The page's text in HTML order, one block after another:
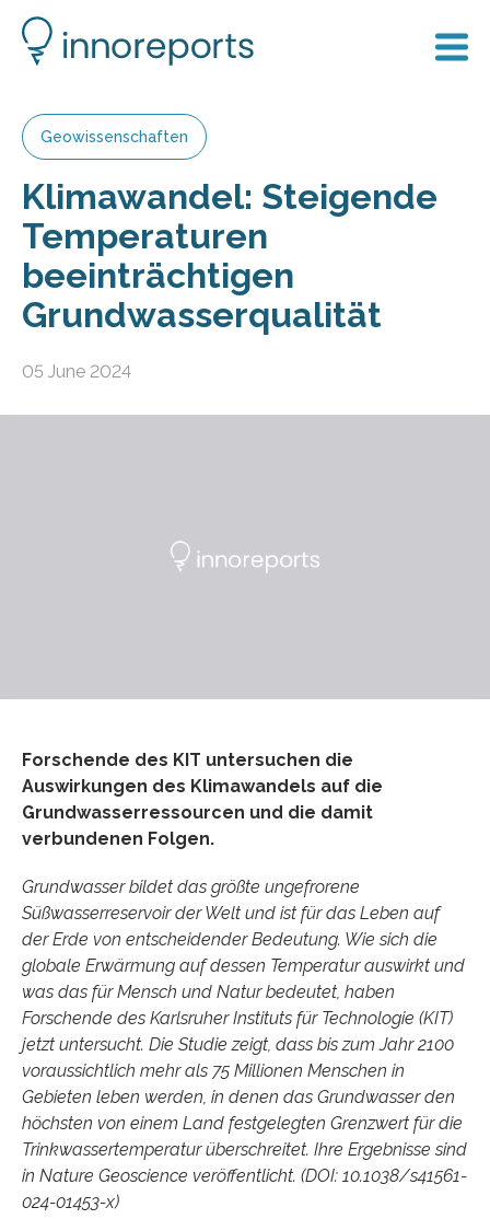
Geowissenschaften
Klimawandel: Steigende
Temperaturen
beeinträchtigen
Grundwasserqualität
05 June 2024
Forschende des KIT untersuchen die
Auswirkungen des Klimawandels auf die
Grundwasserressourcen und die damit
verbundenen Folgen.
Grundwasser bildet das größte ungefrorene
Süßwasserreservoir der Welt und ist für das Leben auf
der Erde von entscheidender Bedeutung. Wie sich die
globale Erwärmung auf dessen Temperatur auswirkt und
was das für Mensch und Natur bedeutet, haben
Forschende des Karlsruher Instituts für Technologie (KIT)
jetzt untersucht. Die Studie zeigt, dass bis zum Jahr 2100
voraussichtlich mehr als 75 Millionen Menschen in
Gebieten leben werden, in denen das Grundwasser den
höchsten von einem Land festgelegten Grenzwert für die
Trinkwassertemperatur überschreitet. Ihre Ergebnisse sind
in Nature Geoscience veröffentlicht. (DOI: 10.1038/s41561-
024-01453-x)